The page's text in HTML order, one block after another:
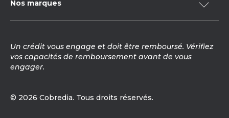
Nos engagements RSE
Contrôle technique
Vente peinture véhicule
Vente de pièces détachées
Vendre votre véhicule
Voitures occasion Bretagne
Voitures occasion électrique
Voitures occasion hybride
Voitures occasion Pays de la Loire
Voitures occasion Peugeot
Nos marques
Volkswagen
Toyota
Opel
Audi
Škoda
Un crédit vous engage et doit être remboursé. Vérifiez
vos capacités de remboursement avant de vous
engager.
© 2026 Cobredia. Tous droits réservés.